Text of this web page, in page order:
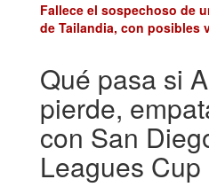
Fallece el sospechoso de
de Tailandia, con posibles
Qué pasa si
pierde,
con San
Leagues